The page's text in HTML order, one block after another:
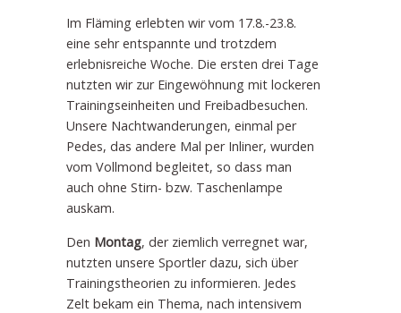
Im Fläming erlebten wir vom 17.8.-23.8.
eine sehr entspannte und trotzdem
erlebnisreiche Woche. Die ersten drei Tage
nutzten wir zur Eingewöhnung mit lockeren
Trainingseinheiten und Freibadbesuchen.
Unsere Nachtwanderungen, einmal per
Pedes, das andere Mal per Inliner, wurden
vom Vollmond begleitet, so dass man
auch ohne Stirn- bzw. Taschenlampe
auskam.
Den Montag, der ziemlich verregnet war,
nutzten unsere Sportler dazu, sich über
Trainingstheorien zu informieren. Jedes
Zelt bekam ein Thema, nach intensivem